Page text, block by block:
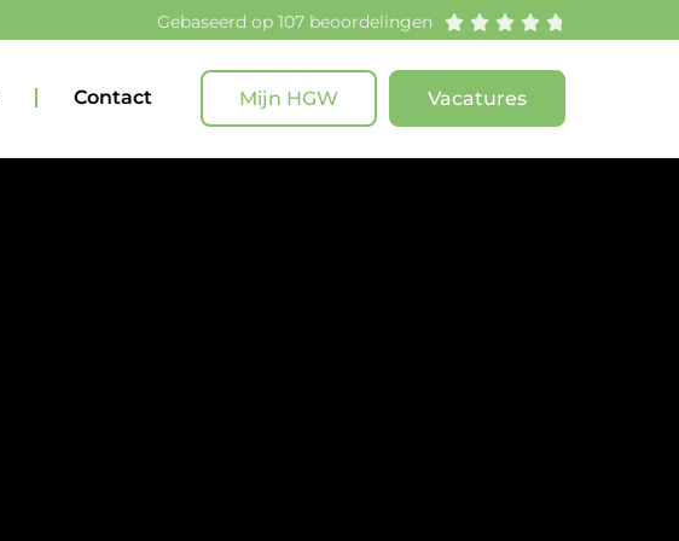
Gebaseerd op 107 beoordelingen     
Contact Mijn HGW Vacatures